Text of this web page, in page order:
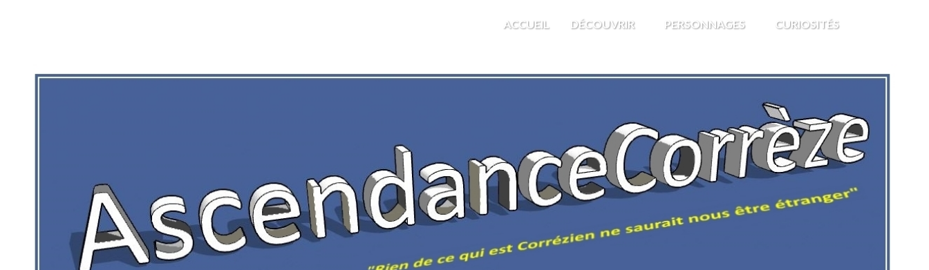
ACCUEIL DÉCOUVRIR PERSONNAGES CURIOSITÉS